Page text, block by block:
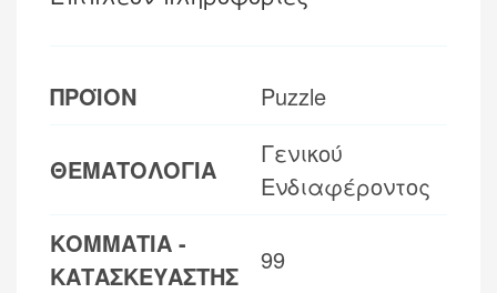
ΠΡΟΪΟΝ Puzzle
ΘΕΜΑΤΟΛΟΓΙΑ
Γενικού
Ενδιαφέροντος
ΚΟΜΜΑΤΙΑ -
ΚΑΤΑΣΚΕΥΑΣΤΗΣ
99